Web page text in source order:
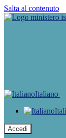
Salta al contenuto
Italiano
Accedi